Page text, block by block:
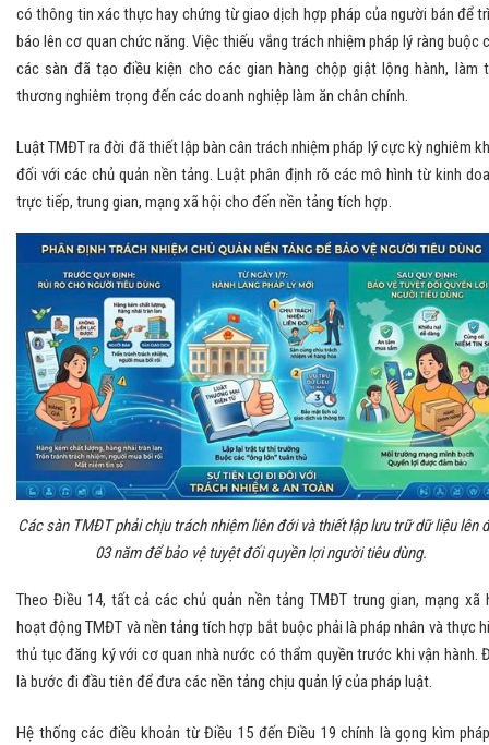
có thông tin xác thực hay chứng từ giao dịch hợp pháp của người bán để
báo lên cơ quan chức năng. Việc thiếu vắng trách nhiệm pháp lý ràng buộc
các sàn đã tạo điều kiện cho các gian hàng chộp giật lộng hành, làm
thương nghiêm trọng đến các doanh nghiệp làm ăn chân chính.
Luật TMĐT ra đời đã thiết lập bàn cân trách nhiệm pháp lý cực kỳ nghiêm
đối với các chủ quản nền tảng. Luật phân định rõ các mô hình từ kinh
trực tiếp, trung gian, mạng xã hội cho đến nền tảng tích hợp.
Các sàn TMĐT phải chịu trách nhiệm liên đới và thiết lập lưu trữ dữ liệu lên
03 năm để bảo vệ tuyệt đối quyền lợi người tiêu dùng.
​Theo Điều 14, tất cả các chủ quản nền tảng TMĐT trung gian, mạng xã
hoạt động TMĐT và nền tảng tích hợp bắt buộc phải là pháp nhân và thực
thủ tục đăng ký với cơ quan nhà nước có thẩm quyền trước khi vận hành.
là bước đi đầu tiên để đưa các nền tảng chịu quản lý của pháp luật.
​Hệ thống các điều khoản từ Điều 15 đến Điều 19 chính là gọng kìm